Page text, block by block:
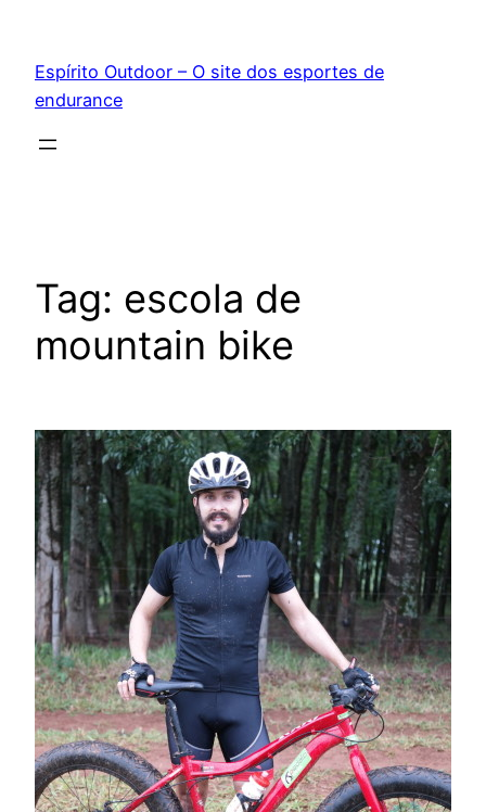
conteúdo
Espírito Outdoor – O site dos esportes de
endurance
Tag: escola de
mountain bike